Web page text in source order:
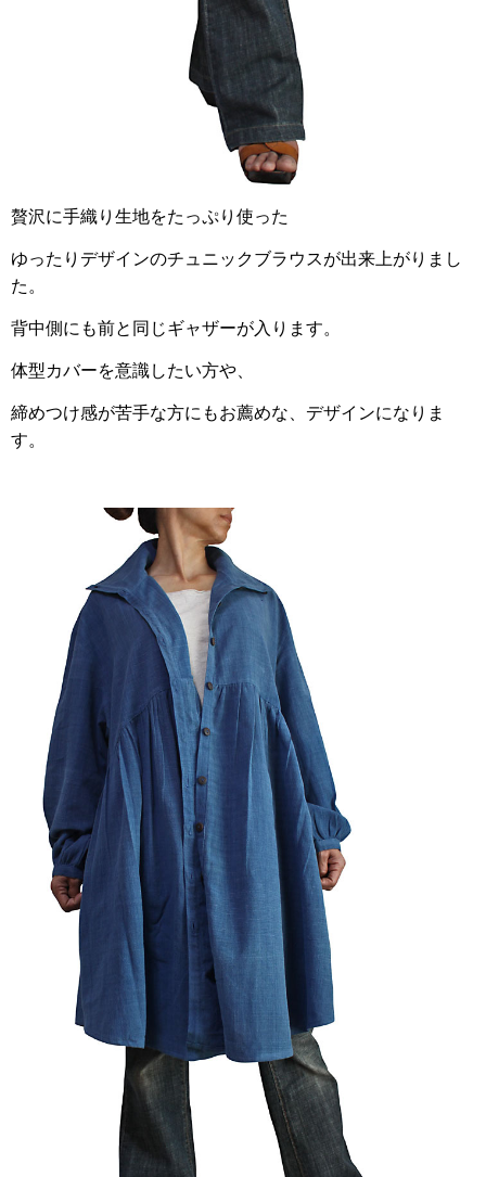
贅沢に手織り生地をたっぷり使った
ゆったりデザインのチュニックブラウスが出来上がりまし
た。
背中側にも前と同じギャザーが入ります。
体型カバーを意識したい方や、
締めつけ感が苦手な方にもお薦めな、デザインになりま
す。